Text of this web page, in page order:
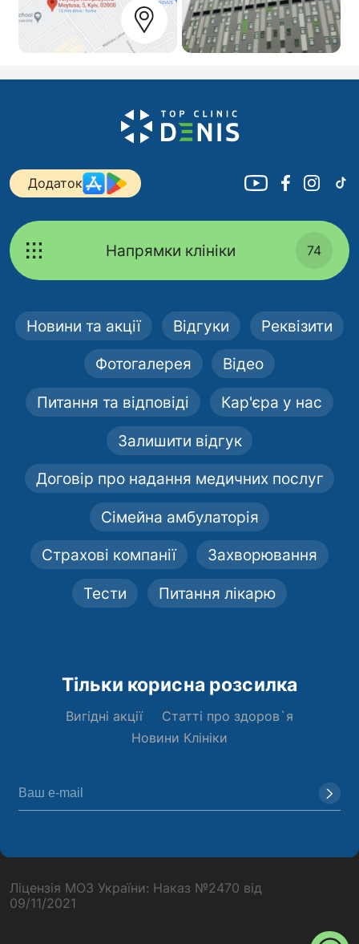
Додаток
Напрямки клініки 74
Новини та акції Відгуки Реквізити
Фотогалерея Відео
Питання та відповіді Кар'єра у нас
Залишити відгук
Договір про надання медичних послуг
Сімейна амбулаторія
Страхові компанії Захворювання
Тести Питання лікарю
Тільки корисна розсилка
Вигідні акції
Статті про здоров`я
Новини Клініки
Ліцензія МОЗ України: Наказ №2470 від
09/11/2021